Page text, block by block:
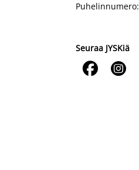
Puhelinnumero:
Seuraa JYSKiä
 